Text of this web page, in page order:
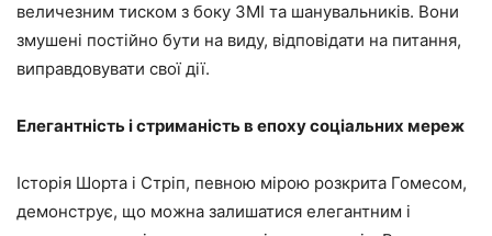
величезним тиском з боку ЗМІ та шанувальників. Вони
змушені постійно бути на виду, відповідати на питання,
виправдовувати свої дії.
Елегантність і стриманість в епоху соціальних мереж
Історія Шорта і Стріп, певною мірою розкрита Гомесом,
демонструє, що можна залишатися елегантним і